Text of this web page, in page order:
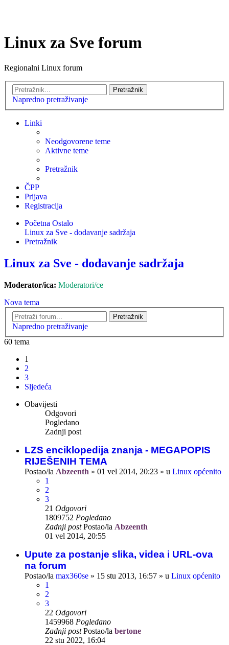
Linux za Sve forum
Regionalni Linux forum
Pretražnik
Napredno pretraživanje
Linki
Neodgovorene teme
Aktivne teme
Pretražnik
ČPP
Prijava
Registracija
Početna Ostalo
Linux za Sve - dodavanje sadržaja
Pretražnik
Linux za Sve - dodavanje sadržaja
Moderator/ica: Moderatori/ce
Nova tema
Pretražnik
Napredno pretraživanje
60 tema
1
2
3
Sljedeća
Obavijesti
Odgovori
Pogledano
Zadnji post
LZS enciklopedija znanja - MEGAPOPIS
RIJEŠENIH TEMA
Postao/la Abzeenth » 01 vel 2014, 20:23 » u Linux općenito
1
2
3
21 Odgovori
1809752 Pogledano
Zadnji postPostao/la Abzeenth
01 vel 2014, 20:55
Upute za postanje slika, videa i URL-ova
na forum
Postao/la max360se » 15 stu 2013, 16:57 » u Linux općenito
1
2
3
22 Odgovori
1459968 Pogledano
Zadnji postPostao/la bertone
22 stu 2022, 16:04